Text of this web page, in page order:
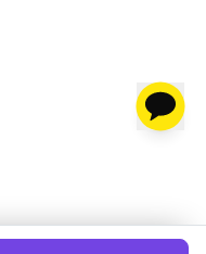
버튼을 제공한다.